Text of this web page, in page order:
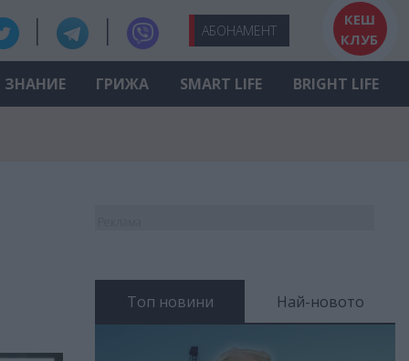
АБОНАМЕНТ
КЕШ
КЛУБ
ЗНАНИЕ ГРИЖА SMART LIFE BRIGHT LIFE
Топ новини Най-новото